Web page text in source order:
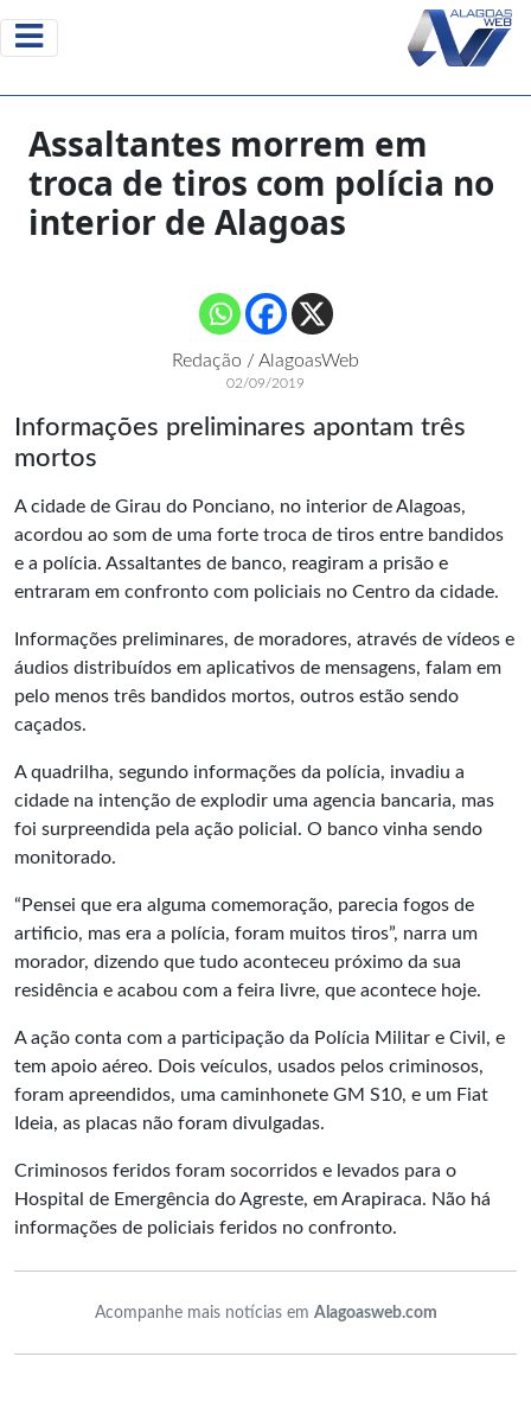
Assaltantes morrem em
troca de tiros com polícia no
interior de Alagoas
Redação / AlagoasWeb
02/09/2019
Informações preliminares apontam três
mortos
A cidade de Girau do Ponciano, no interior de Alagoas,
acordou ao som de uma forte troca de tiros entre bandidos
e a polícia. Assaltantes de banco, reagiram a prisão e
entraram em confronto com policiais no Centro da cidade.
Informações preliminares, de moradores, através de vídeos e
áudios distribuídos em aplicativos de mensagens, falam em
pelo menos três bandidos mortos, outros estão sendo
caçados.
A quadrilha, segundo informações da polícia, invadiu a
cidade na intenção de explodir uma agencia bancaria, mas
foi surpreendida pela ação policial. O banco vinha sendo
monitorado.
“Pensei que era alguma comemoração, parecia fogos de
artificio, mas era a polícia, foram muitos tiros”, narra um
morador, dizendo que tudo aconteceu próximo da sua
residência e acabou com a feira livre, que acontece hoje.
A ação conta com a participação da Polícia Militar e Civil, e
tem apoio aéreo. Dois veículos, usados pelos criminosos,
foram apreendidos, uma caminhonete GM S10, e um Fiat
Ideia, as placas não foram divulgadas.
Criminosos feridos foram socorridos e levados para o
Hospital de Emergência do Agreste, em Arapiraca. Não há
informações de policiais feridos no confronto.
Acompanhe mais notícias em Alagoasweb.com